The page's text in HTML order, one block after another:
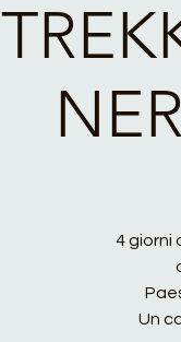
4 giorni
Un